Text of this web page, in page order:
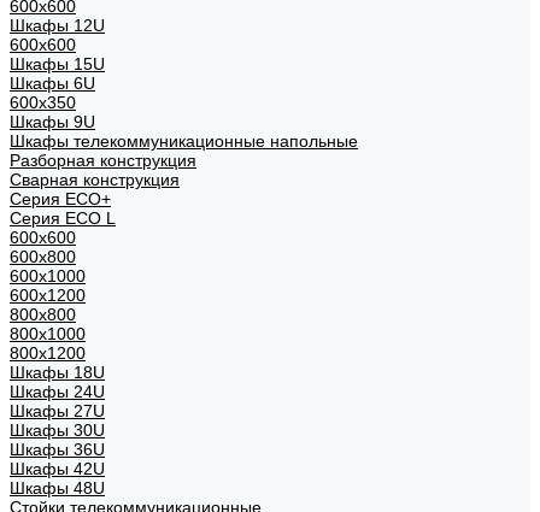
600x600
Шкафы 12U
600x600
Шкафы 15U
Шкафы 6U
600x350
Шкафы 9U
Шкафы телекоммуникационные напольные
Разборная конструкция
Сварная конструкция
Серия ECO+
Серия ECO L
600x600
600x800
600х1000
600х1200
800x800
800х1000
800х1200
Шкафы 18U
Шкафы 24U
Шкафы 27U
Шкафы 30U
Шкафы 36U
Шкафы 42U
Шкафы 48U
Стойки телекоммуникационные